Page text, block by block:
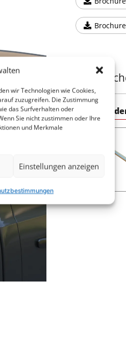
wir Technologien wie Cookies,
zuzugreifen. Die Zustimmung
das Surfverhalten oder
Sie nicht zustimmen oder Ihre
und Merkmale
Einstellungen anzeigen
Hinter